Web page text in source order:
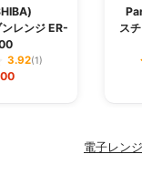
レンジ ER-
3.92(1)
ス
電子レン